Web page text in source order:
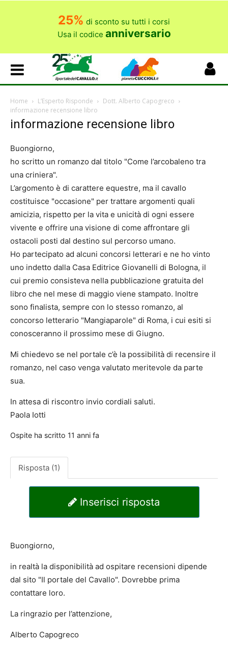
25% di sconto su tutti i corsi
Usa il codice anniversario
Home L’Esperto Risponde
Dott. Alberto Capogreco
informazione recensione libro
informazione recensione libro
Buongiorno,
ho scritto un romanzo dal titolo "Come l’arcobaleno tra
una criniera".
L’argomento è di carattere equestre, ma il cavallo
costituisce "occasione" per trattare argomenti quali
amicizia, rispetto per la vita e unicità di ogni essere
vivente e offrire una visione di come affrontare gli
ostacoli posti dal destino sul percorso umano.
Ho partecipato ad alcuni concorsi letterari e ne ho vinto
uno indetto dalla Casa Editrice Giovanelli di Bologna, il
cui premio consisteva nella pubblicazione gratuita del
libro che nel mese di maggio viene stampato. Inoltre
sono finalista, sempre con lo stesso romanzo, al
concorso letterario "Mangiaparole" di Roma, i cui esiti si
conosceranno il prossimo mese di Giugno.
Mi chiedevo se nel portale c’è la possibilità di recensire il
romanzo, nel caso venga valutato meritevole da parte
sua.
In attesa di riscontro invio cordiali saluti.
Paola Iotti
Ospite ha scritto 11 anni fa
Risposta (1)
Inserisci risposta
Buongiorno,
in realtà la disponibilità ad ospitare recensioni dipende
dal sito "Il portale del Cavallo". Dovrebbe prima
contattare loro.
La ringrazio per l’attenzione,
Alberto Capogreco